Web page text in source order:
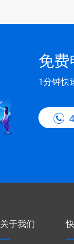
免
1分钟快

关于我们